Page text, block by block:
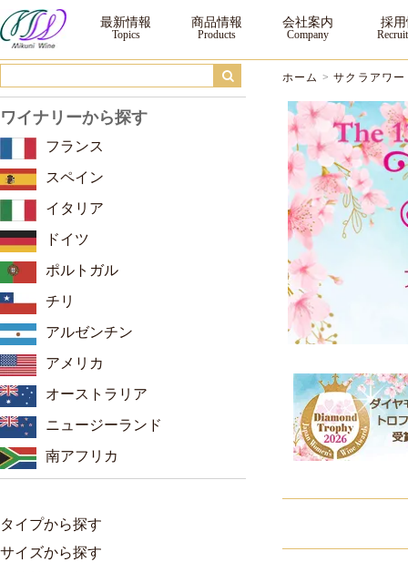
サクラアワード2026 ｜三国ワイン
最新情報 商品情報 会社案内 採
ホーム >サクラアワー
ワイナリーから探す
フランス
スペイン
イタリア
ドイツ
ポルトガル
チリ
アルゼンチン
アメリカ
オーストラリア
ニュージーランド
南アフリカ
タイプから探す
サイズから探す